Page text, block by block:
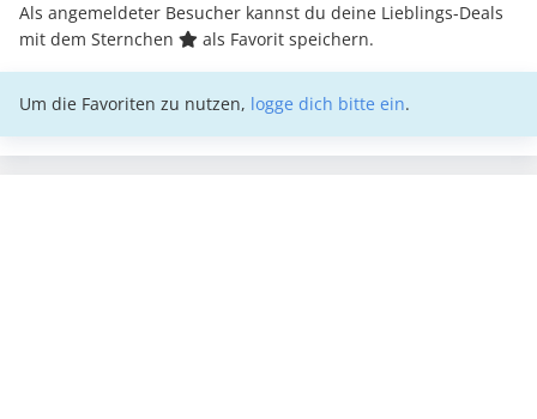
Als angemeldeter Besucher kannst du deine Lieblings-Deals
mit dem Sternchen
als Favorit speichern.
Um die Favoriten zu nutzen, logge dich bitte ein.